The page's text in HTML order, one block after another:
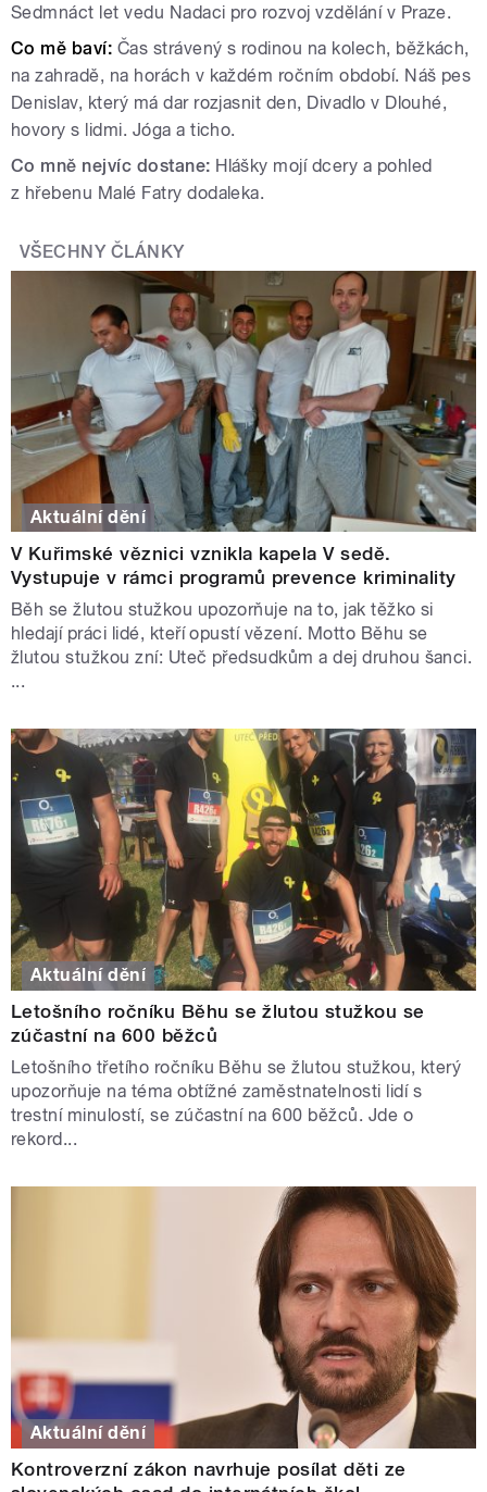
Sedmnáct let vedu Nadaci pro rozvoj vzdělání v Praze.
Co mě baví: Čas strávený s rodinou na kolech, běžkách,
na zahradě, na horách v každém ročním období. Náš pes
Denislav, který má dar rozjasnit den, Divadlo v Dlouhé,
hovory s lidmi. Jóga a ticho.
Co mně nejvíc dostane: Hlášky mojí dcery a pohled
z hřebenu Malé Fatry dodaleka.
VŠECHNY ČLÁNKY
Aktuální dění
V Kuřimské věznici vznikla kapela V sedě.
Vystupuje v rámci programů prevence kriminality
Běh se žlutou stužkou upozorňuje na to, jak těžko si
hledají práci lidé, kteří opustí vězení. Motto Běhu se
žlutou stužkou zní: Uteč předsudkům a dej druhou šanci.
...
Aktuální dění
Letošního ročníku Běhu se žlutou stužkou se
zúčastní na 600 běžců
Letošního třetího ročníku Běhu se žlutou stužkou, který
upozorňuje na téma obtížné zaměstnatelnosti lidí s
trestní minulostí, se zúčastní na 600 běžců. Jde o
rekord...
Aktuální dění
Kontroverzní zákon navrhuje posílat děti ze